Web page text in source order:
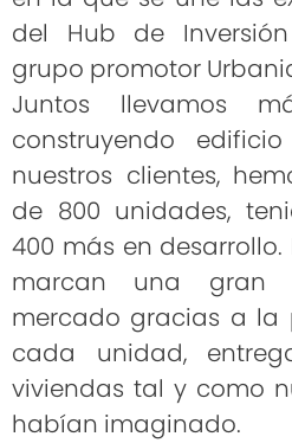
del Hub de
grupo promotor
Juntos llevamos
construyendo
nuestros clientes,
de 800 unidades,
400 más en
marcan una gran
mercado gracias a la
cada unidad,
viviendas tal y como
habían imaginado.